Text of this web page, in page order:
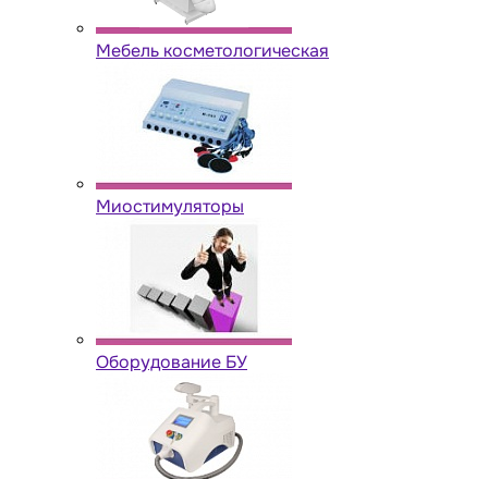
Мебель косметологическая
Миостимуляторы
Оборудование БУ